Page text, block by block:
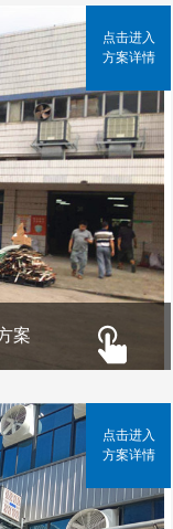
案
点击进入
方案详情
点击进入
方案详情